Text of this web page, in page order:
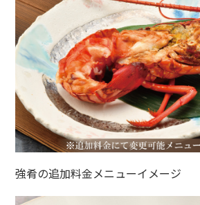
強肴の追加料金メニューイメージ